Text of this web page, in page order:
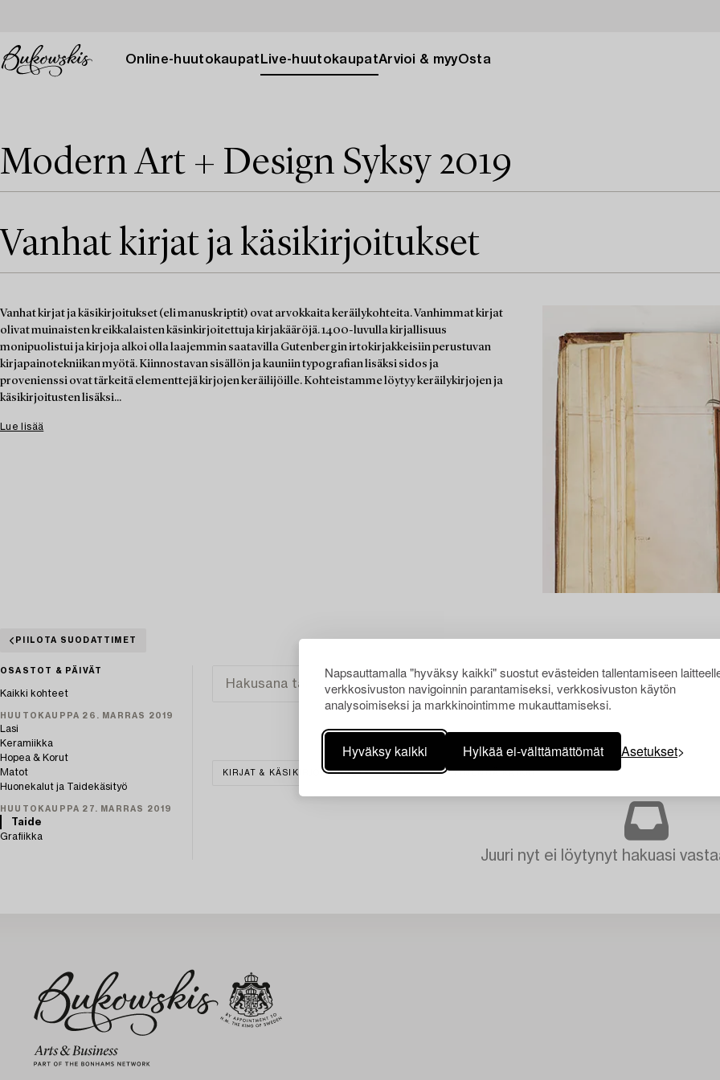
Napsauttamalla "hyväksy kaikki" suostut evästeiden tallentamiseen
verkkosivuston navigoinnin parantamiseksi, verkkosivuston käytön
analysoimiseksi ja markkinointimme mukauttamiseksi.
Hyväksy kaikki Hylkää ei-välttämättömät Asetukset
Online-huutokaupat Live-huutokaupatArvioi & myyOsta
Modern Art + Design Syksy 2019
Vanhat kirjat ja käsikirjoitukset
Vanhat kirjat ja käsikirjoitukset (eli manuskriptit) ovat arvokkaita keräilykohteita. Vanhimmat kirjat
olivat muinaisten kreikkalaisten käsinkirjoitettuja kirjakääröjä. 1400-luvulla kirjallisuus
monipuolistui ja kirjoja alkoi olla laajemmin saatavilla Gutenbergin irtokirjakkeisiin perustuvan
kirjapainotekniikan myötä. Kiinnostavan sisällön ja kauniin typografian lisäksi sidos ja
provenienssi ovat tärkeitä elementtejä kirjojen keräilijöille. Kohteistamme löytyy keräilykirjojen ja
käsikirjoitusten lisäksi...
Lue lisää
PIILOTA SUODATTIMET
OSASTOT & PÄIVÄT
Kaikki kohteet
HUUTOKAUPPA 26. MARRAS 2019
Lasi
Keramiikka
Hopea & Korut
Matot
Huonekalut ja Taidekäsityö
HUUTOKAUPPA 27. MARRAS 2019
Taide
Grafiikka
KIRJAT & KÄSIKIRJOITUKSET TAIDE TYHJENNÄ KAIKKI
Juuri nyt ei löytynyt hakuasi